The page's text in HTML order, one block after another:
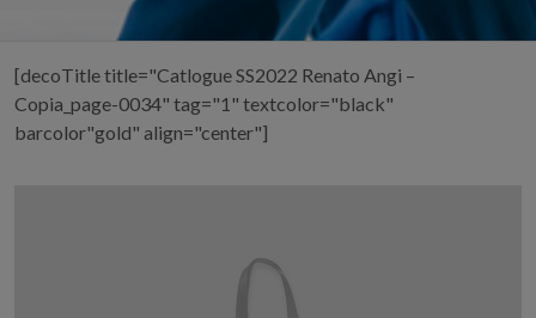
[decoTitle title="Catlogue SS2022 Renato Angi –
Copia_page-0034" tag="1" textcolor="black"
barcolor"gold" align="center"]